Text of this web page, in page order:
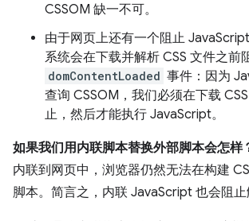
CSSOM 缺一不可。
由于网页上还有一个阻止
系统会在下载并解析 CSS 文件之前
domContentLoaded 事件：因为
查询 CSSOM，我们必须在下载
止，然后才能执行 JavaScript。
如果我们用内联脚本替换外部脚本会怎样
内联到网页中，浏览器仍然无法在构建
脚本。简言之，内联 JavaScript 也会阻止